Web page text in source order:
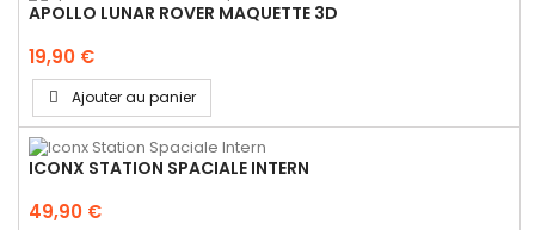
APOLLO LUNAR ROVER MAQUETTE 3D
19,90 €
Ajouter au panier
ICONX STATION SPACIALE INTERN
49,90 €